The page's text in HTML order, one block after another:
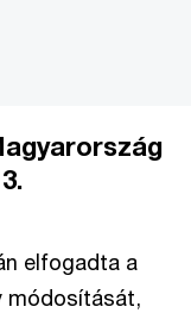
elfogadta a
módosítását,